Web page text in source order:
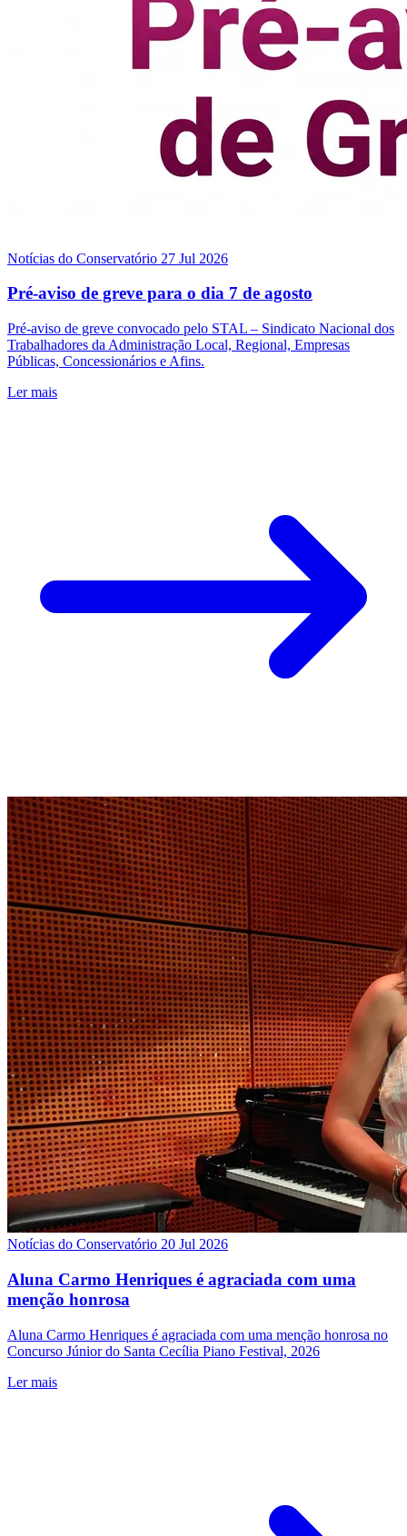
Notícias do Conservatório 27 Jul 2026
Pré-aviso de greve para o dia 7 de agosto
Pré-aviso de greve convocado pelo STAL – Sindicato Nacional dos
Trabalhadores da Administração Local, Regional, Empresas
Públicas, Concessionários e Afins.
Ler mais
Notícias do Conservatório 20 Jul 2026
Aluna Carmo Henriques é agraciada com uma
menção honrosa
Aluna Carmo Henriques é agraciada com uma menção honrosa no
Concurso Júnior do Santa Cecília Piano Festival, 2026
Ler mais